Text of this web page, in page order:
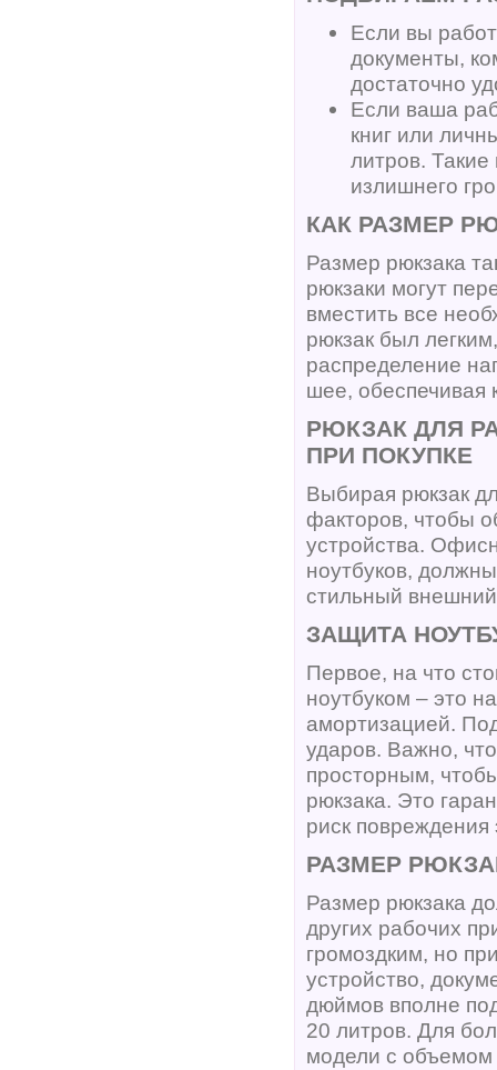
Если вы
документы,
достаточно
Если ваша
книг или
литров.
излишнего
КАК РАЗМЕР
Размер рюкзака
рюкзаки могут
вместить все
рюкзак был
распределение
шее, обеспечивая
РЮКЗАК ДЛЯ
ПРИ ПОКУПКЕ
Выбирая рюкзак
факторов, чтобы
устройства.
ноутбуков,
стильный
ЗАЩИТА
Первое, на что
ноутбуком – это
амортизацией.
ударов. Важно,
просторным,
рюкзака. Это
риск повреждения
РАЗМЕР
Размер рюкзака
других рабочих
громоздким, но
устройство,
дюймов вполне
20 литров. Для
модели с объемом